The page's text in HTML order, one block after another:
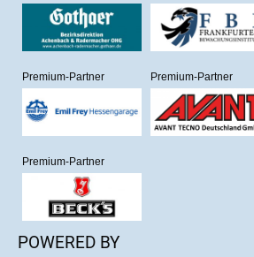
Premium-Partner Premium-Partner
Premium-Partner
POWERED BY